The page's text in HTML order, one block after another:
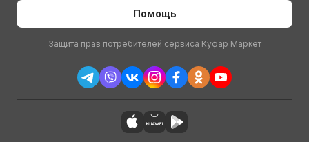
Помощь
Защита прав потребителей сервиса Куфар Маркет